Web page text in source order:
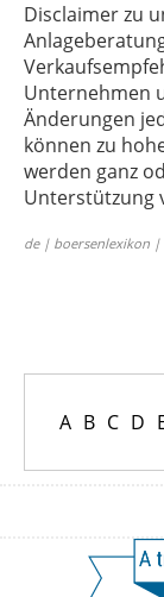
Disclaimer zu
Unternehmen
Änderungen
können zu
werden ganz
Unterstützung
de | boersenlexikon |
A B C D